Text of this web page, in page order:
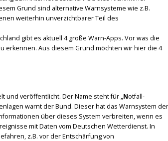
Grund sind alternative Warnsysteme wie z.B.
weiterhin unverzichtbarer Teil des
gibt es aktuell 4 große Warn-Apps. Vor was die
erkennen. Aus diesem Grund möchten wir hier die 4
und veröffentlicht. Der Name steht für „Notfall-
warnt der Bund. Dieser hat das Warnsystem
über dieses System verbreiten, wenn es
mit Daten vom Deutschen Wetterdienst. In
z.B. vor der Entschärfung von